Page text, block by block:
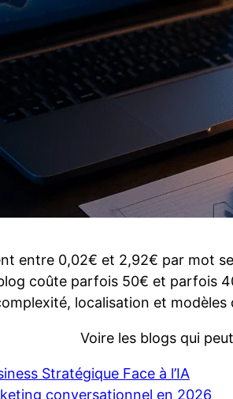
entre 0,02€ et 2,92€ par mot
coûte parfois 50€ et parfois
localisation et
Voire les blogs qui
Stratégique Face à l’IA
conversationnel en 2026